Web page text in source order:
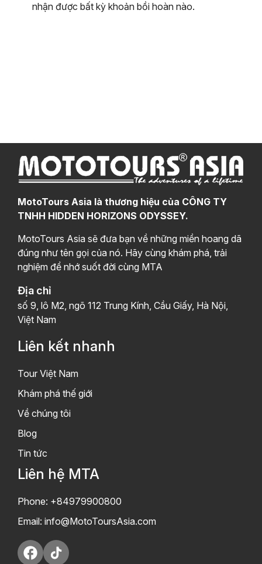
nhận được bất kỳ khoản bồi hoàn nào.
MotoTours Asia là thương hiệu của CÔNG TY
TNHH HIDDEN HORIZONS ODYSSEY.
MotoTours Asia sẽ đưa bạn về những miền hoang dã
đúng như tên gọi của nó. Hãy cùng khám phá, trải
nghiệm để nhớ suốt đời cùng MTA
Địa chỉ
số 9, lô M2, ngõ 112 Trung Kính, Cầu Giấy, Hà Nội,
Việt Nam
Liên kết nhanh
Tour Việt Nam
Khám phá thế giới
Về chúng tôi
Blog
Tin tức
Liên hệ MTA
Phone: +84979900800
Email: info@MotoToursAsia.com